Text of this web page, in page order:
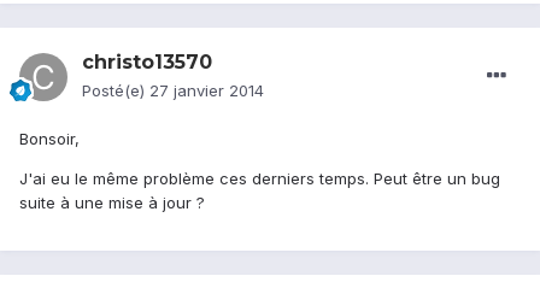
christo13570
Posté(e) 27 janvier 2014
Bonsoir,
J'ai eu le même problème ces derniers temps. Peut être un bug
suite à une mise à jour ?